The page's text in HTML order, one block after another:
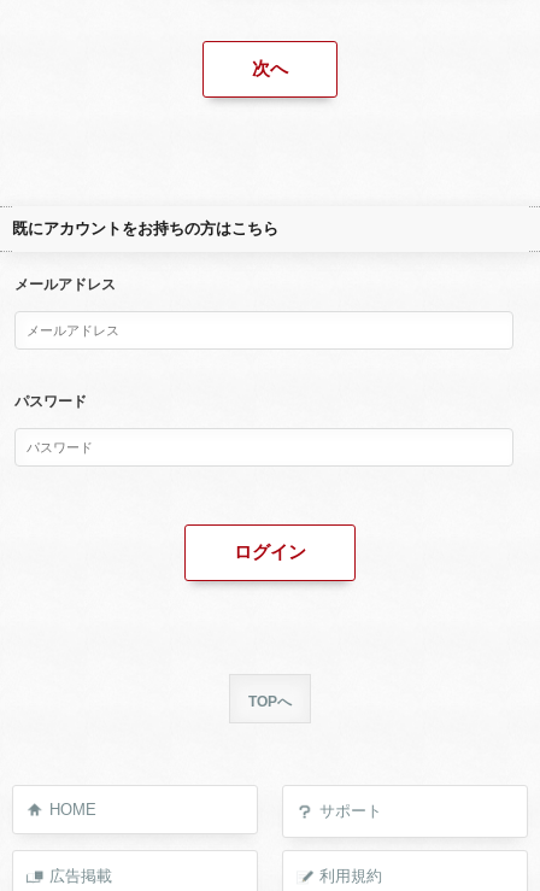
既にアカウントをお持ちの方はこちら
メールアドレス
パスワード
TOPへ
HOME サポート
広告掲載 利用規約